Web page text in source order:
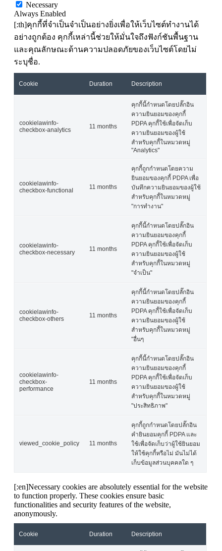
Necessary
Always Enabled
[:th]คุกกี้ที่จำเป็นจำเป็นอย่างยิ่งเพื่อให้เว็บไซต์ทำงานได้
อย่างถูกต้อง คุกกี้เหล่านี้ช่วยให้มั่นใจถึงฟังก์ชันพื้นฐาน
และคุณลักษณะด้านความปลอดภัยของเว็บไซต์โดยไม่
ระบุชื่อ.
Cookie Duration Description
cookielawinfo-
checkbox-analytics
11 months
คุกกี้นี้กำหนดโดยปลั๊กอิน
ความยินยอมของคุกกี้
PDPA คุกกี้ใช้เพื่อจัดเก็บ
ความยินยอมของผู้ใช้
สำหรับคุกกี้ในหมวดหมู่
"Analytics"
cookielawinfo-
checkbox-functional
11 months
คุกกี้ถูกกำหนดโดยความ
ยินยอมของคุกกี้ PDPA เพื่อ
บันทึกความยินยอมของผู้ใช้
สำหรับคุกกี้ในหมวดหมู่
"การทำงาน"
cookielawinfo-
checkbox-necessary
11 months
คุกกี้นี้กำหนดโดยปลั๊กอิน
ความยินยอมของคุกกี้
PDPA คุกกี้ใช้เพื่อจัดเก็บ
ความยินยอมของผู้ใช้
สำหรับคุกกี้ในหมวดหมู่
"จำเป็น"
cookielawinfo-
checkbox-others
11 months
คุกกี้นี้กำหนดโดยปลั๊กอิน
ความยินยอมของคุกกี้
PDPA คุกกี้ใช้เพื่อจัดเก็บ
ความยินยอมของผู้ใช้
สำหรับคุกกี้ในหมวดหมู่
"อื่นๆ
cookielawinfo-
checkbox-
performance
11 months
คุกกี้นี้กำหนดโดยปลั๊กอิน
ความยินยอมของคุกกี้
PDPA คุกกี้ใช้เพื่อจัดเก็บ
ความยินยอมของผู้ใช้
สำหรับคุกกี้ในหมวดหมู่
"ประสิทธิภาพ"
viewed_cookie_policy 11 months
คุกกี้ถูกกำหนดโดยปลั๊กอิน
คำยินยอมคุกกี้ PDPA และ
ใช้เพื่อจัดเก็บว่าผู้ใช้ยินยอม
ให้ใช้คุกกี้หรือไม่ มันไม่ได้
เก็บข้อมูลส่วนบุคคลใด ๆ
[:en]Necessary cookies are absolutely essential for the website
to function properly. These cookies ensure basic
functionalities and security features of the website,
anonymously.
Cookie Duration Description